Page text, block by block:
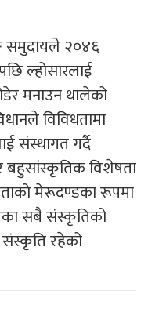
समुदायले २०४६
ल्होसारलाई
मनाउन थालेको
विविधतामा
संस्थागत गर्दै
बहुसांस्कृतिक विशेषता
मेरूदण्डका रूपमा
सबै संस्कृतिको
संस्कृति रहेको